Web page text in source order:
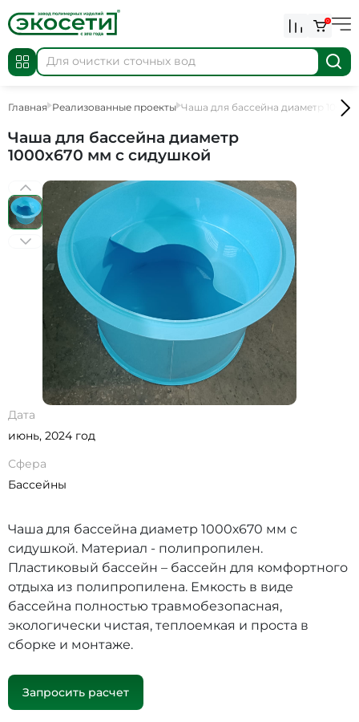
0
Главная Реализованные проекты Чаша для бассейна диаметр
Чаша для бассейна диаметр
1000х670 мм с сидушкой
Дата
июнь, 2024 год
Сфера
Бассейны
Чаша для бассейна диаметр 1000х670 мм с
сидушкой. Материал - полипропилен.
Пластиковый бассейн – бассейн для комфортного
отдыха из полипропилена. Емкость в виде
бассейна полностью травмобезопасная,
экологически чистая, теплоемкая и проста в
сборке и монтаже.
Запросить расчет